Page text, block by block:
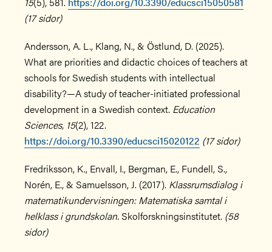
(17 sidor)
Andersson, A. L., Klang, N., & Östlund, D. (2025).
What are priorities and didactic choices of teachers at
schools for Swedish students with intellectual
disability?—A study of teacher-initiated professional
development in a Swedish context. Education
Sciences, 15(2), 122.
https://doi.org/10.3390/educsci15020122 (17 sidor)
Fredriksson, K., Envall, I., Bergman, E., Fundell, S.,
Norén, E., & Samuelsson, J. (2017). Klassrumsdialog i
matematikundervisningen: Matematiska samtal i
helklass i grundskolan. Skolforskningsinstitutet. (58
sidor)